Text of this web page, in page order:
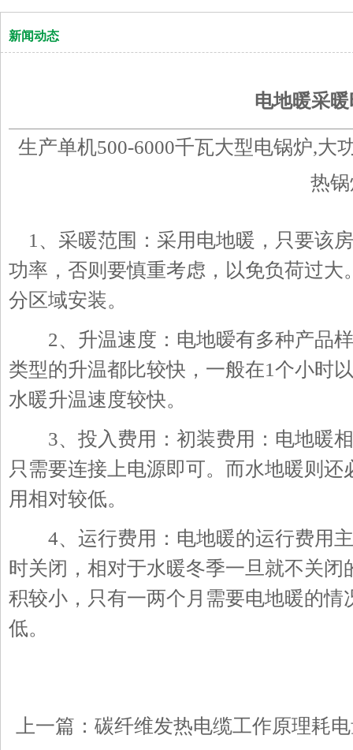
新闻动态
电地暖采
生产单机500-6000千瓦大型电锅炉,大
热
1、采暖范围：采用电地暖，只要该
功率，否则要慎重考虑，以免负荷过
分区域安装。
2、升温速度：电地暧有多种产品样
类型的升温都比较快，一般在1个小时
水暖升温速度较快。
3、投入费用：初装费用：电地暖相
只需要连接上电源即可。而水地暖则
用相对较低。
4、运行费用：电地暖的运行费用主
时关闭，相对于水暖冬季一旦就不关
积较小，只有一两个月需要电地暖的
低。
上一篇： 碳纤维发热电缆工作原理耗